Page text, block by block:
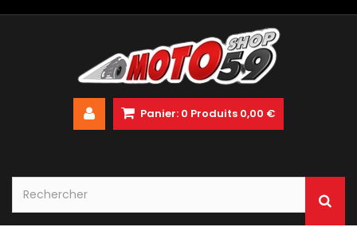
Panier: 0 Produits 0,00 €